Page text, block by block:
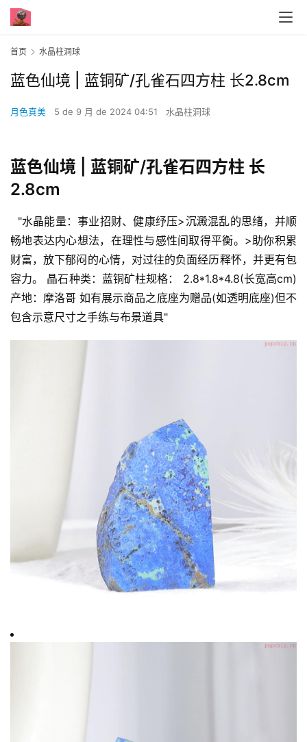
首页 水晶柱洞球
蓝色仙境 | 蓝铜矿/孔雀石四方柱 长2.8cm
月色真美 5 de 9 月 de 2024 04:51 水晶柱洞球
蓝色仙境 | 蓝铜矿/孔雀石四方柱 长
2.8cm
畅地表达内心想法，在理性与感性间取得平衡。>助你积累
财富，放下郁闷的心情，对过往的负面经历释怀，并更有包
容力。 晶石种类：蓝铜矿柱规格： 2.8*1.8*4.8(长宽高cm)
产地：摩洛哥 如有展示商品之底座为赠品(如透明底座)但不
包含示意尺寸之手练与布景道具"